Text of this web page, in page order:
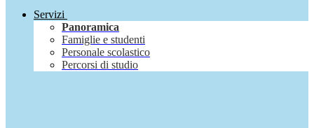
Servizi
Panoramica
Famiglie e studenti
Personale scolastico
Percorsi di studio